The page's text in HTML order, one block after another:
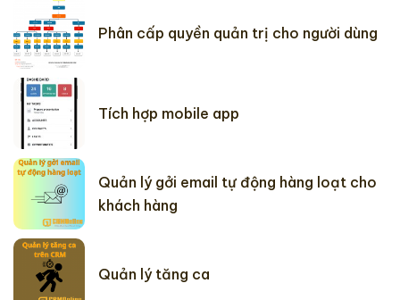
Phân cấp quyền quản trị cho người dùng
Tích hợp mobile app
Quản lý gởi email tự động hàng loạt cho
khách hàng
Quản lý tăng ca